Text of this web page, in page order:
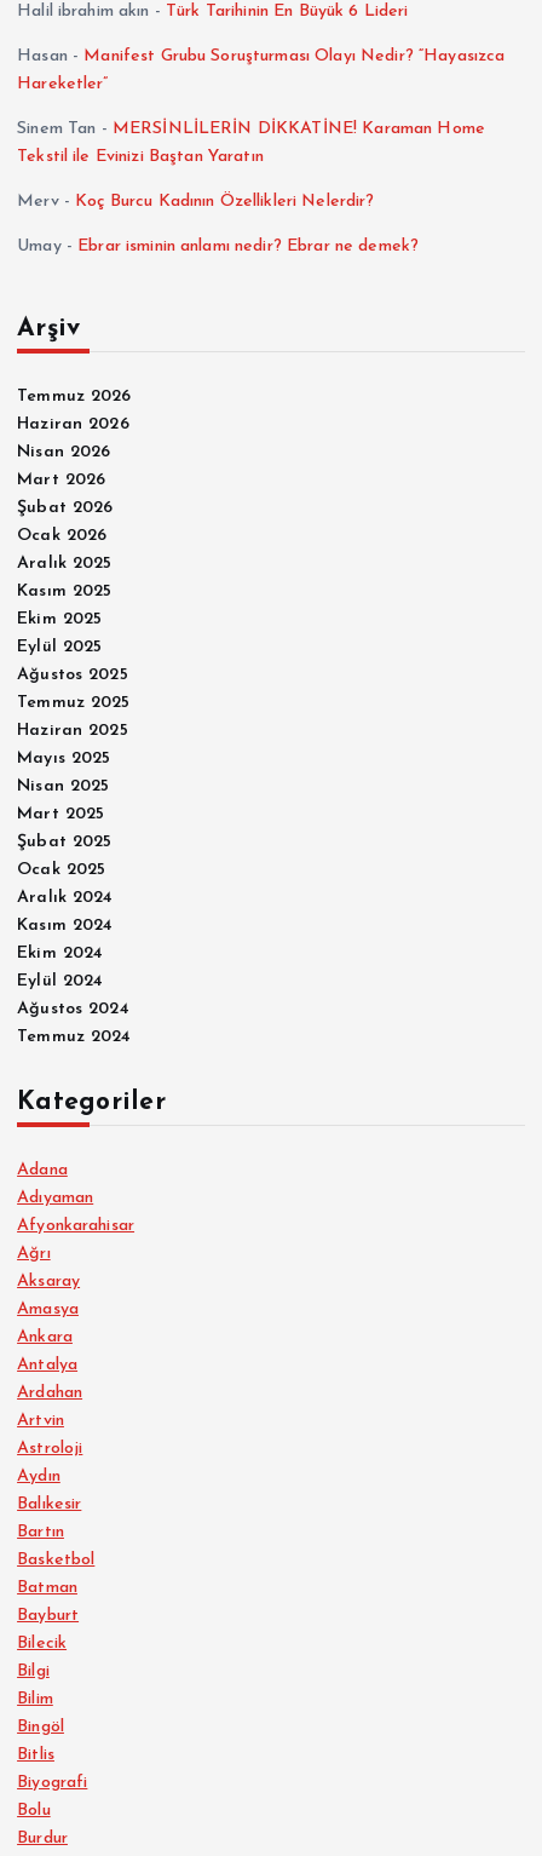
Halil ibrahim akın - Türk Tarihinin En Büyük 6 Lideri
Hasan - Manifest Grubu Soruşturması Olayı Nedir? “Hayasızca
Hareketler”
Sinem Tan - MERSİNLİLERİN DİKKATİNE! Karaman Home
Tekstil ile Evinizi Baştan Yaratın
Merv- Koç Burcu Kadının Özellikleri Nelerdir?
Umay- Ebrar isminin anlamı nedir? Ebrar ne demek?
Arşiv
Temmuz 2026
Haziran 2026
Nisan 2026
Mart 2026
Şubat 2026
Ocak 2026
Aralık 2025
Kasım 2025
Ekim 2025
Eylül 2025
Ağustos 2025
Temmuz 2025
Haziran 2025
Mayıs 2025
Nisan 2025
Mart 2025
Şubat 2025
Ocak 2025
Aralık 2024
Kasım 2024
Ekim 2024
Eylül 2024
Ağustos 2024
Temmuz 2024
Kategoriler
Adana
Adıyaman
Afyonkarahisar
Ağrı
Aksaray
Amasya
Ankara
Antalya
Ardahan
Artvin
Astroloji
Aydın
Balıkesir
Bartın
Basketbol
Batman
Bayburt
Bilecik
Bilgi
Bilim
Bingöl
Bitlis
Biyografi
Bolu
Burdur